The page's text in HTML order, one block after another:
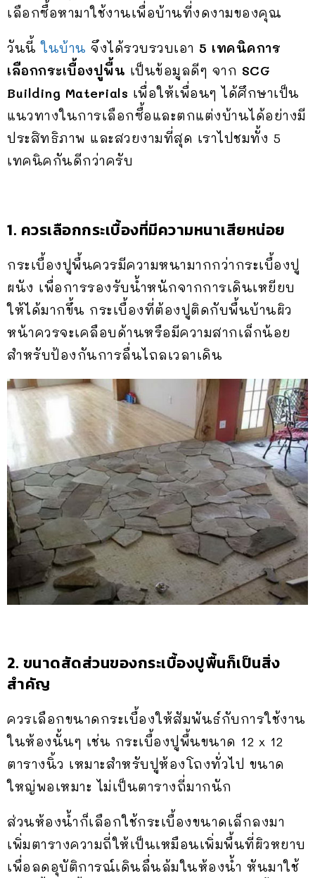
เลือกซื้อหามาใช้งานเพื่อบ้านที่งดงามของคุณ
วันนี้ในบ้าน จึงได้รวบรวบเอา 5 เทคนิคการ
เลือกกระเบื้องปูพื้น เป็นข้อมูลดีๆ จาก SCG
Building Materials เพื่อให้เพื่อนๆ ได้ศึกษาเป็น
แนวทางในการเลือกซื้อและตกแต่งบ้านได้อย่างมี
ประสิทธิภาพ และสวยงามที่สุด เราไปชมทั้ง 5
เทคนิคกันดีกว่าครับ
1. ควรเลือกกระเบื้องที่มีความหนาเสียหน่อย
กระเบื้องปูพื้นควรมีความหนามากกว่ากระเบื้องปู
ผนัง เพื่อการรองรับน้ำหนักจากการเดินเหยียบ
ให้ได้มากขึ้น กระเบื้องที่ต้องปูติดกับพื้นบ้านผิว
หน้าควรจะเคลือบด้านหรือมีความสากเล็กน้อย
สำหรับป้องกันการลื่นไถลเวลาเดิน
2. ขนาดสัดส่วนของกระเบื้องปูพื้นก็เป็นสิ่ง
สำคัญ
ควรเลือกขนาดกระเบื้องให้สัมพันธ์กับการใช้งาน
ในห้องนั้นๆ เช่น กระเบื้องปูพื้นขนาด 12 x 12
ตารางนิ้ว เหมาะสำหรับปูห้องโถงทั่วไป ขนาด
ใหญ่พอเหมาะ ไม่เป็นตารางถี่มากนัก
ส่วนห้องน้ำก็เลือกใช้กระเบื้องขนาดเล็กลงมา
เพิ่มตารางความถี่ให้เป็นเหมือนเพิ่มพื้นที่ผิวหยาบ
เพื่อลดอุบัติการณ์เดินลื่นล้มในห้องน้ำ หันมาใช้